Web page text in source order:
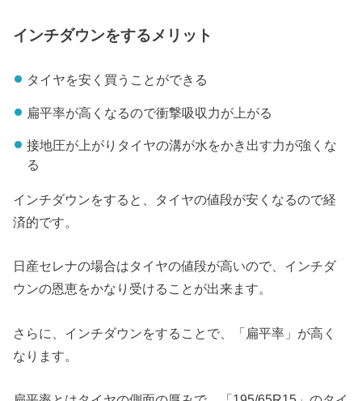
インチダウンをするメリット
タイヤを安く買うことができる
扁平率が高くなるので衝撃吸収力が上がる
接地圧が上がりタイヤの溝が水をかき出す力が強くな
る
インチダウンをすると、タイヤの値段が安くなるので経
済的です。
日産セレナの場合はタイヤの値段が高いので、インチダ
ウンの恩恵をかなり受けることが出来ます。
さらに、インチダウンをすることで、「扁平率」が高く
なります。